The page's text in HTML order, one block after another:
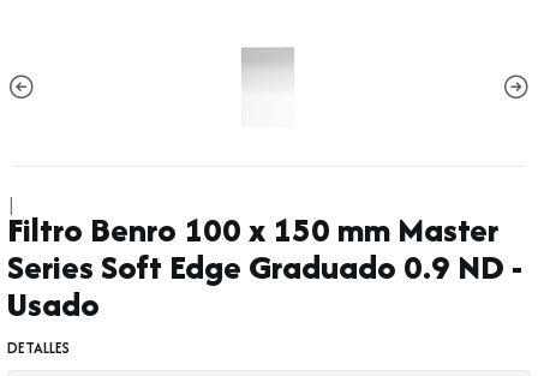
|
Filtro Benro 100 x 150 mm Master
Series Soft Edge Graduado 0.9 ND -
Usado
DETALLES